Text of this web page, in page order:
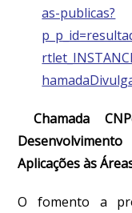
as-publicas?
Chamada
Aplicações às
O fomento a